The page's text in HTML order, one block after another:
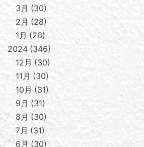
3月
30
2月 28
1月
26
2024 346
12月
30
11月
30
10月
31
9月
31
8月
30
7月
31
6月 30